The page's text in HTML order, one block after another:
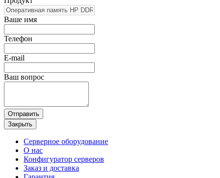
Ваше имя
Телефон
E-mail
Ваш вопрос
Отправить
Закрыть
Серверное оборудование
О нас
Конфигуратор серверов
Заказ и доставка